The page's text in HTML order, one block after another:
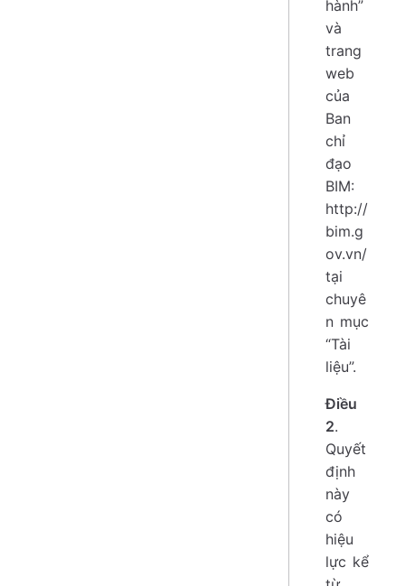
hành”
và
trang
web
của
Ban
chỉ
đạo
BIM:
http://
bim.g
ov.vn/
tại
chuyê
n mục
“Tài
liệu”.
Điều
2.
Quyết
định
này
có
hiệu
lực kể